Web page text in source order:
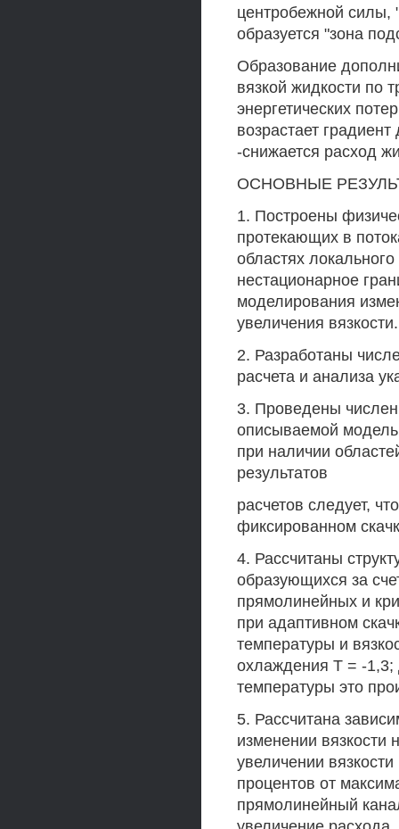
центробежной силы,
образуется "зона
Образование
вязкой жидкости по
энергетических
возрастает
-снижается расход
ОСНОВНЫЕ
1. Построены
протекающих в
областях
нестационарное
моделирования
увеличения вязкости.
2. Разработаны
расчета и анализа
3. Проведены
описываемой
при наличии
результатов
расчетов следует,
фиксированном
4. Рассчитаны
образующихся за
прямолинейных и
при адаптивном
температуры и
охлаждения Т = -1,3;
температуры это
5. Рассчитана
изменении вязкости
увеличении
процентов от
прямолинейный